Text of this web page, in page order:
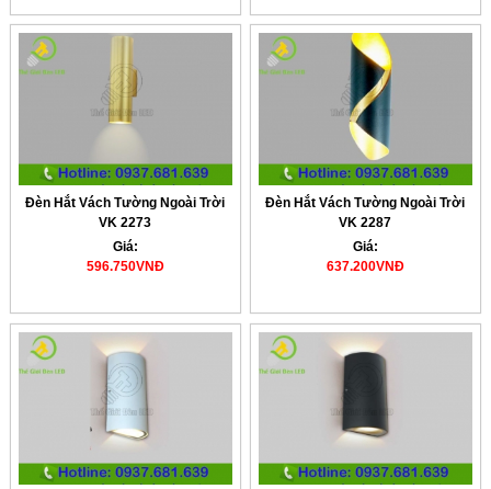
Đèn Hắt Vách Tường Ngoài Trời
VK 2273
Giá:
596.750VNĐ
Đèn Hắt Vách Tường Ngoài Trời
VK 2287
Giá:
637.200VNĐ